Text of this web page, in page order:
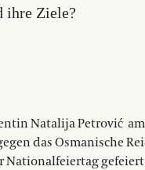
ihre Ziele?
Natalija Petrović am
das Osmanische